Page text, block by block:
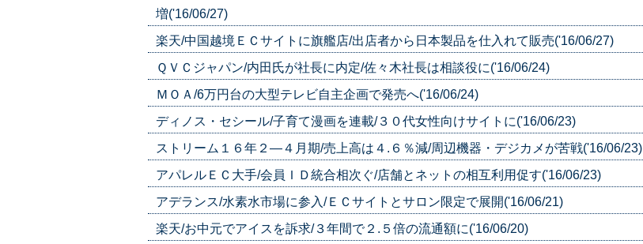
増('16/06/27)
楽天/中国越境ＥＣサイトに旗艦店/出店者から日本製品を仕入れて販売('16/06/27)
ＱＶＣジャパン/内田氏が社長に内定/佐々木社長は相談役に('16/06/24)
ＭＯＡ/6万円台の大型テレビ自主企画で発売へ('16/06/24)
ディノス・セシール/子育て漫画を連載/３０代女性向けサイトに('16/06/23)
ストリーム１６年２―４月期/売上高は４.６％減/周辺機器・デジカメが苦戦('16/06/23)
アパレルＥＣ大手/会員ＩＤ統合相次ぐ/店舗とネットの相互利用促す('16/06/23)
アデランス/水素水市場に参入/ＥＣサイトとサロン限定で展開('16/06/21)
楽天/お中元でアイスを訴求/３年間で２.５倍の流通額に('16/06/20)